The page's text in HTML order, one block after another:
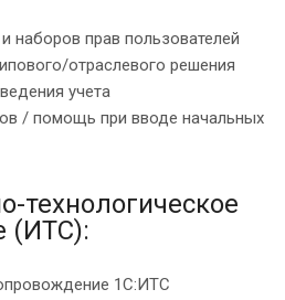
наборов прав пользователей
отраслевого решения
учета
/ помощь при вводе начальных
технологическое
(ИТС):
1С:ИТС